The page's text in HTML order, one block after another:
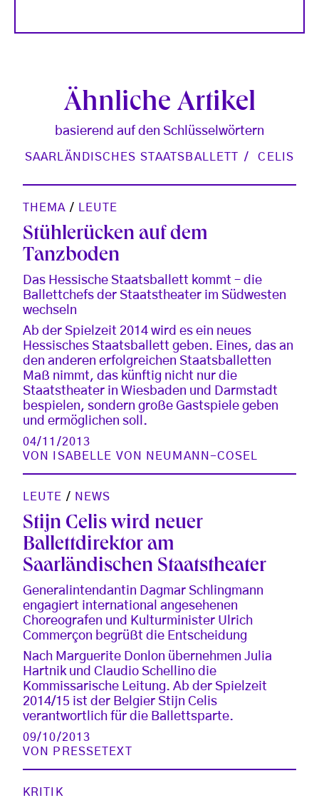
Ähnliche Artikel
basierend auf den Schlüsselwörtern
SAARLÄNDISCHES STAATSBALLETT CELIS
THEMA / LEUTE
Stühlerücken auf dem
Tanzboden
Das Hessische Staatsballett kommt – die
Ballettchefs der Staatstheater im Südwesten
wechseln
Ab der Spielzeit 2014 wird es ein neues
Hessisches Staatsballett geben. Eines, das an
den anderen erfolgreichen Staatsballetten
Maß nimmt, das künftig nicht nur die
Staatstheater in Wiesbaden und Darmstadt
bespielen, sondern große Gastspiele geben
und ermöglichen soll.
04/11/2013
VON
ISABELLE VON NEUMANN-COSEL
LEUTE / NEWS
Stijn Celis wird neuer
Ballettdirektor am
Saarländischen Staatstheater
Generalintendantin Dagmar Schlingmann
engagiert international angesehenen
Choreografen und Kulturminister Ulrich
Commerçon begrüßt die Entscheidung
Nach Marguerite Donlon übernehmen Julia
Hartnik und Claudio Schellino die
Kommissarische Leitung. Ab der Spielzeit
2014/15 ist der Belgier Stijn Celis
verantwortlich für die Ballettsparte.
09/10/2013
VON
PRESSETEXT
KRITIK